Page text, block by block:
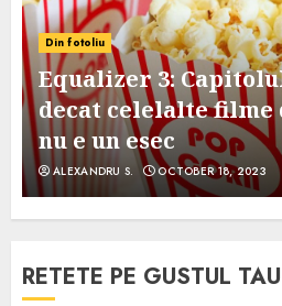
Din fotoliu
Equalizer 3:
decat celelalte filme
nu e un esec
ALEXANDRU S. OCTOBER 18, 2023
RETETE PE GUSTUL TAU